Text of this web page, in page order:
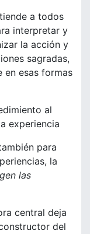
a todos
interpretar y
la acción y
sagradas,
en esas formas
al
experiencia
para
la
las
central deja
del